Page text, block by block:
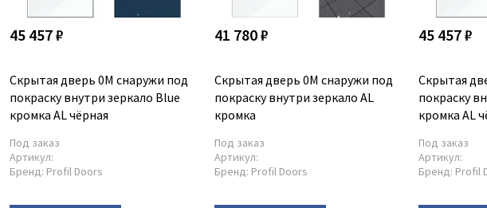
45 457 ₽
Скрытая дверь 0M снаружи под
покраску внутри зеркало Blue
кромка AL чёрная
Под заказ
Артикул:
Бренд: Profil Doors
41 780 ₽
Скрытая дверь 0M снаружи под
покраску внутри зеркало AL
кромка
Под заказ
Артикул:
Бренд: Profil Doors
45 457 ₽
Скрытая
покраску
кромка AL
Под заказ
Артикул:
Бренд: Profil